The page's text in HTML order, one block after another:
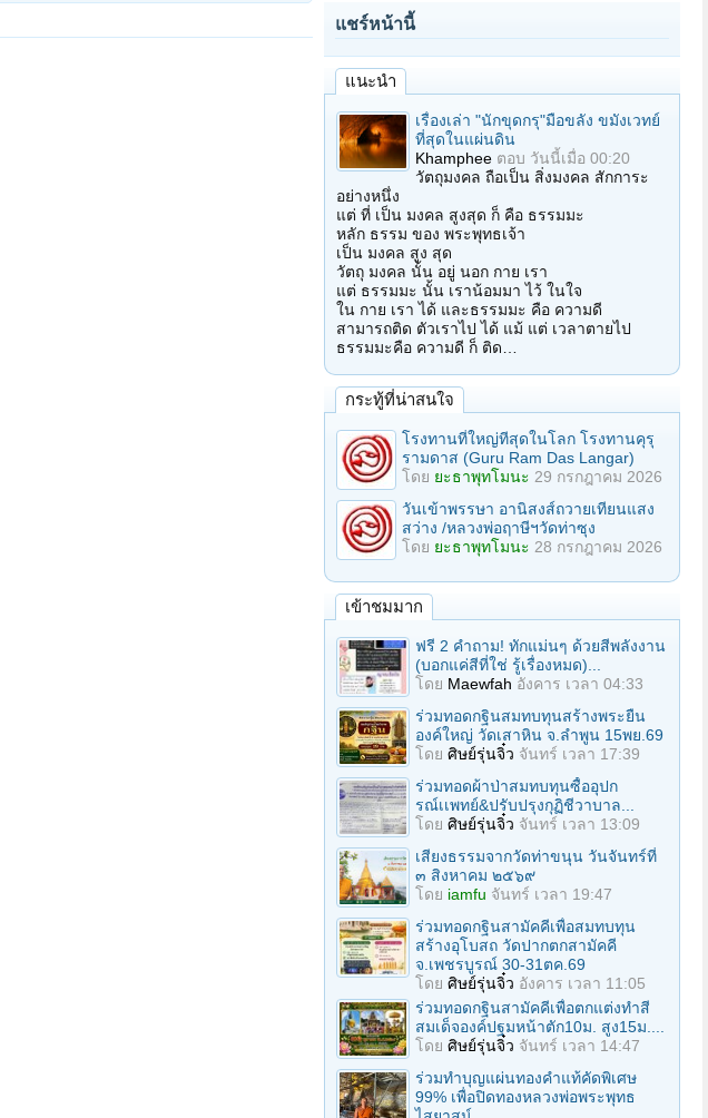
แชร์หน้านี้
แนะนำ
เรื่องเล่า "นักขุดกรุ"มือขลัง ขมังเวทย์
ที่สุดในแผ่นดิน
Khamphee ตอบ วันนี้เมื่อ 00:20
วัตถุมงคล ถือเป็น สิ่งมงคล สักการะ
อย่างหนึ่ง
แต่ ที่ เป็น มงคล สูงสุด ก็ คือ ธรรมมะ
หลัก ธรรม ของ พระพุทธเจ้า
เป็น มงคล สูง สุด
วัตถุ มงคล นั้น อยู่ นอก กาย เรา
แต่ ธรรมมะ นั้น เราน้อมมา ไว้ ในใจ
ใน กาย เรา ได้ และธรรมมะ คือ ความดี
สามารถติด ตัวเราไป ได้ แม้ แต่ เวลาตายไป
ธรรมมะคือ ความดี ก็ ติด…
กระทู้ที่น่าสนใจ
โรงทานที่ใหญ่ทีสุดในโลก โรงทานคุรุ
รามดาส (Guru Ram Das Langar)
โดย ยะธาพุทโมนะ 29 กรกฎาคม 2026
วันเข้าพรรษา อานิสงส์ถวายเทียนแสง
สว่าง /หลวงพ่อฤาษีฯวัดท่าซุง
โดย ยะธาพุทโมนะ 28 กรกฎาคม 2026
เข้าชมมาก
ฟรี 2 คำถาม! ทักแม่นๆ ด้วยสีพลังงาน
(บอกแค่สีที่ใช่ รู้เรื่องหมด)...
โดย Maewfah อังคาร เวลา 04:33
ร่วมทอดกฐินสมทบทุนสร้างพระยืน
องค์ใหญ่ วัดเสาหิน จ.ลําพูน 15พย.69
โดย ศิษย์รุ่นจิ๋ว จันทร์ เวลา 17:39
ร่วมทอดผ้าป่าสมทบทุนซื้ออุปก
รณ์เเพทย์&ปรับปรุงกุฏิชีวาบาล...
โดย ศิษย์รุ่นจิ๋ว จันทร์ เวลา 13:09
เสียงธรรมจากวัดท่าขนุน วันจันทร์ที่
๓ สิงหาคม ๒๕๖๙
โดย iamfu จันทร์ เวลา 19:47
ร่วมทอดกฐินสามัคคีเพื่อสมทบทุน
สร้างอุโบสถ วัดปากตกสามัคคี
จ.เพชรบูรณ์ 30-31ตค.69
โดย ศิษย์รุ่นจิ๋ว อังคาร เวลา 11:05
ร่วมทอดกฐินสามัคคีเพื่อตกแต่งทำสี
สมเด็จองค์ปฐมหน้าตัก10ม. สูง15ม....
โดย ศิษย์รุ่นจิ๋ว จันทร์ เวลา 14:47
ร่วมทําบุญแผ่นทองคำแท้คัดพิเศษ
99% เพื่อปิดทองหลวงพ่อพระพุทธ